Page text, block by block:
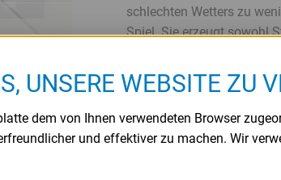
schlechten Wetters zu
Spiel. Sie erzeugt sowohl
einen Motor.
Denn 70 Prozent der
„Tiger“ regenerativ
führt.
Die Unabhängigkeit ist
Verbraucher sein eigener
UNSERE WEBSITE ZU
dem von Ihnen verwendeten Browser
und effektiver zu machen. Wir